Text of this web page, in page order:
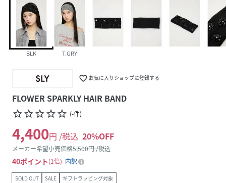
BLK T.GRY
favorite_border お気に入りショップに登録する
FLOWER SPARKLY HAIR BAND
star_borderstar_borderstar_borderstar_borderstar_border (-件)
4,400円 /税込 20%OFF
メーカー希望小売価格5,500円 /税込
40ポイント 1倍 内訳
SOLD OUT SALE ギフトラッピング対象